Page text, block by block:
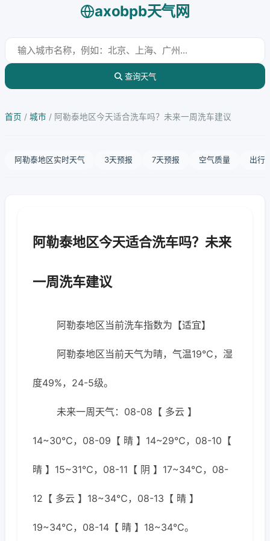
axobpb天气网
查询天气
首页 / 城市 / 阿勒泰地区今天适合洗车吗？未来一周洗车建议
阿勒泰地区实时天气 3天预报 7天预报 空气质量 出行
阿勒泰地区今天适合洗车吗？未来
一周洗车建议
阿勒泰地区当前洗车指数为【适宜】
阿勒泰地区当前天气为晴，气温19℃，湿
度49%，24-5级。
未来一周天气：08-08【 多云 】
14~30℃，08-09【 晴 】14~29℃，08-10【
晴 】15~31℃，08-11【 阴 】17~34℃，08-
12【 多云 】18~34℃，08-13【 晴 】
19~34℃，08-14【 晴 】18~34℃。